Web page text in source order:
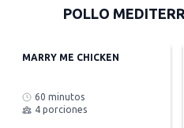
POLLO
MARRY ME CHICKEN
60 minutos
4 porciones